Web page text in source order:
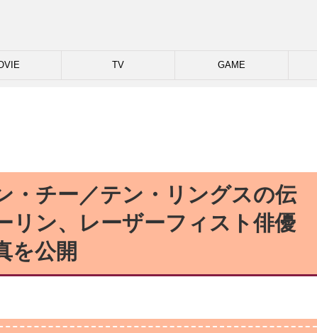
TV GAME
・チー／テン・リングスの伝
リン、レーザーフィスト俳優
を公開